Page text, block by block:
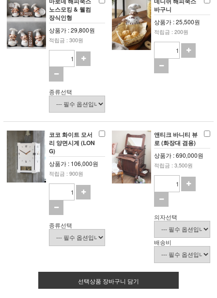
노스모킹 & 웰컴
장식인형
상품가 : 29,800원
적립금 : 300원
종류선택
바구니
상품가 : 25,500원
적립금 : 200원
코코 화이트 모서
리 양면시계 (LON
G)
상품가 : 106,000원
적립금 : 900원
종류선택
앤티크 바니티 뷰
로 (화장대 겸용)
상품가 : 690,000원
적립금 : 3,500원
의자선택
배송비
선택상품 장바구니 담기